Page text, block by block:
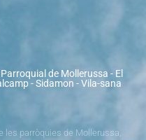
de Mollerussa - El
- Sidamon - Vila-sana
les parròquies de Mollerussa,